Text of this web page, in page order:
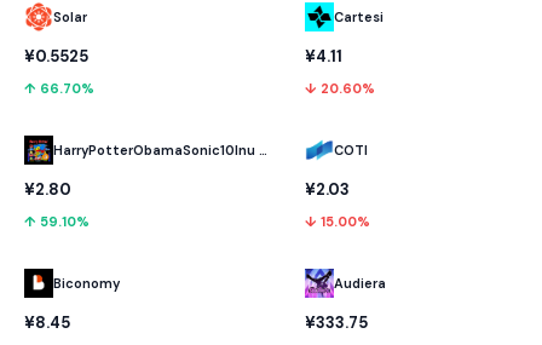
Solar
¥0.5525
↑ 66.70%
HarryPotterObamaSonic10Inu (ETH)
¥2.80
↑ 59.10%
Biconomy
¥8.45
Cartesi
¥4.11
↓ 20.60%
COTI
¥2.03
↓ 15.00%
Audiera
¥333.75